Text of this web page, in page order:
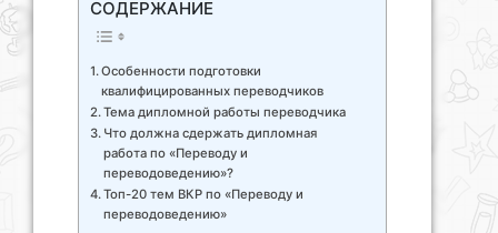
СОДЕРЖАНИЕ
Особенности подготовки
квалифицированных переводчиков
Тема дипломной работы переводчика
Что должна сдержать дипломная
работа по «Переводу и
переводоведению»?
Топ-20 тем ВКР по «Переводу и
переводоведению»